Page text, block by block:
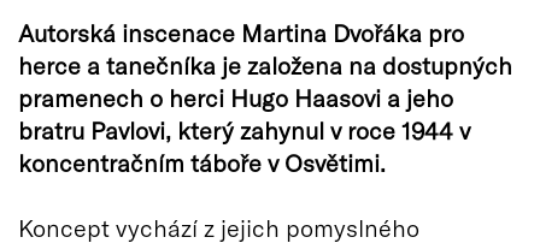
Autorská inscenace Martina Dvořáka pro
herce a tanečníka je založena na dostupných
pramenech o herci Hugo Haasovi a jeho
bratru Pavlovi, který zahynul v roce 1944 v
koncentračním táboře v Osvětimi.
Koncept vychází z jejich pomyslného